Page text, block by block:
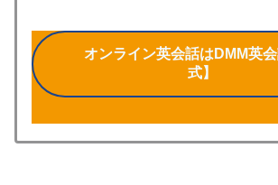
オンライン英会話はDMM英
式】